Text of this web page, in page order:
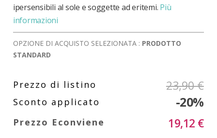
ipersensibili al sole e soggette ad eritemi. Più
informazioni
OPZIONE DI ACQUISTO SELEZIONATA : PRODOTTO
STANDARD
23,90 €
-20%
19,12 €